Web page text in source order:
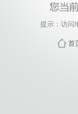
提示：访问
首